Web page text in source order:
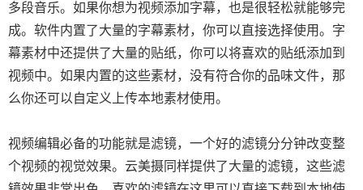
多段音乐。如果你想为视频添加字幕，也是很轻松就能够完
成。软件内置了大量的字幕素材，你可以直接选择使用。字
幕素材中还提供了大量的贴纸，你可以将喜欢的贴纸添加到
视频中。如果内置的这些素材，没有符合你的品味文件，那
么你还可以自定义上传本地素材使用。
视频编辑必备的功能就是滤镜，一个好的滤镜分分钟改变整
个视频的视觉效果。云美摄同样提供了大量的滤镜，这些滤